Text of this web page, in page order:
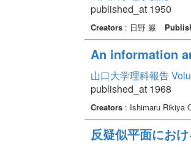
published_at 1950
Creators: 日野 巖
An information
山口大学理科報告
published_at 1968
Creators: Ishimaru Rikiya
反疑似平面にお